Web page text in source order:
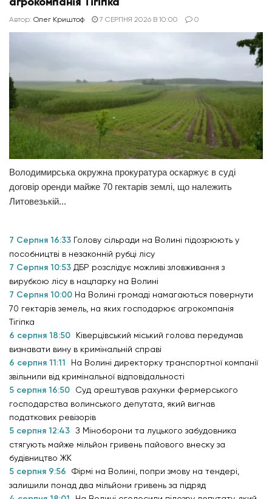
Автор: Олег Криштоф 7 СЕРПНЯ 2026 В 10:00 0
Володимирська окружна прокуратура оскаржує в суді
договір оренди майже 70 гектарів землі, що належить
Литовезькій...
7 Серпня 16:33 Голову сільради на Волині підозрюють у
пособництві в незаконній рубці лісу
7 Серпня 10:53 ДБР розслідує можливі зловживання з
вирубкою лісу в нацпарку на Волині
7 Серпня 10:00 На Волині громаді намагаються повернути
70 гектарів земель, на яких господарює агрокомпанія
Тігіпка
6 серпня 18:50
Ківерцівський міський голова передумав
визнавати вину в кримінальній справі
6 серпня 11:11
На Волині директорку транспортної компанії
звільнили від кримінальної відповідальності
5 серпня 16:50
Суд арештував рахунки фермерського
господарства волинського депутата, який вигнав
податкових ревізорів
5 серпня 12:43 З Міноборони та луцького забудовника
стягують майже мільйон гривень пайового внеску за
будівництво ЖК
5 серпня 9:56
Фірмі на Волині, попри змову на тендері,
залишили понад два мільйони гривень за підряд